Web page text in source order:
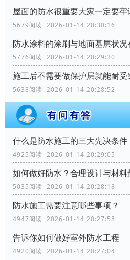
屋面的防水很重要大家一定要牢
5679阅读 2026-01-14 20:30:16
防水涂料的涂刷与地面基层状
5776阅读 2026-01-14 20:29:30
施工后不需要做保护层就能耐受
5638阅读 2026-01-14 20:28:52
什么是防水施工的三大先决条件
4925阅读 2026-01-14 20:29:05
如何做好防水？合理设计与材料
5035阅读 2026-01-14 20:28:18
防水施工需要注意哪些事项？
4947阅读 2026-01-14 20:27:58
告诉你如何做好室外防水工程
4920阅读 2026-01-14 20:27:04